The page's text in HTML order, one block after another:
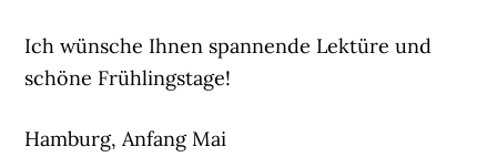
Ich wünsche Ihnen spannende Lektüre und
schöne Frühlingstage!
Hamburg, Anfang Mai